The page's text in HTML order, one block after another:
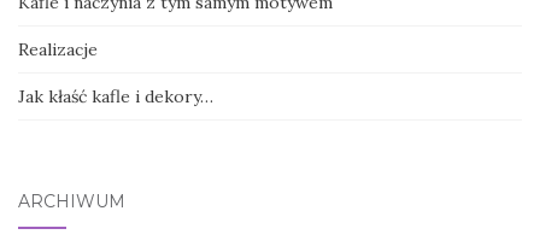
Realizacje
Jak kłaść kafle i dekory…
ARCHIWUM